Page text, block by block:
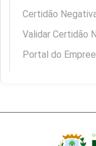
Certidão
Validar Certidão
Portal do